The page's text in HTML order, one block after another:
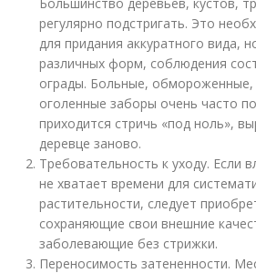
регулярно подстригать. Это
для придания аккуратного вида,
различных форм, соблюдения
ограды. Больные, обмороженные,
оголенные заборы очень часто
приходится стричь «под ноль»,
деревце заново.
Требовательность к уходу. Если
не хватает времени для
растительности, следует
сохраняющие свои внешние
заболевающие без стрижки.
Переносимость затененности.